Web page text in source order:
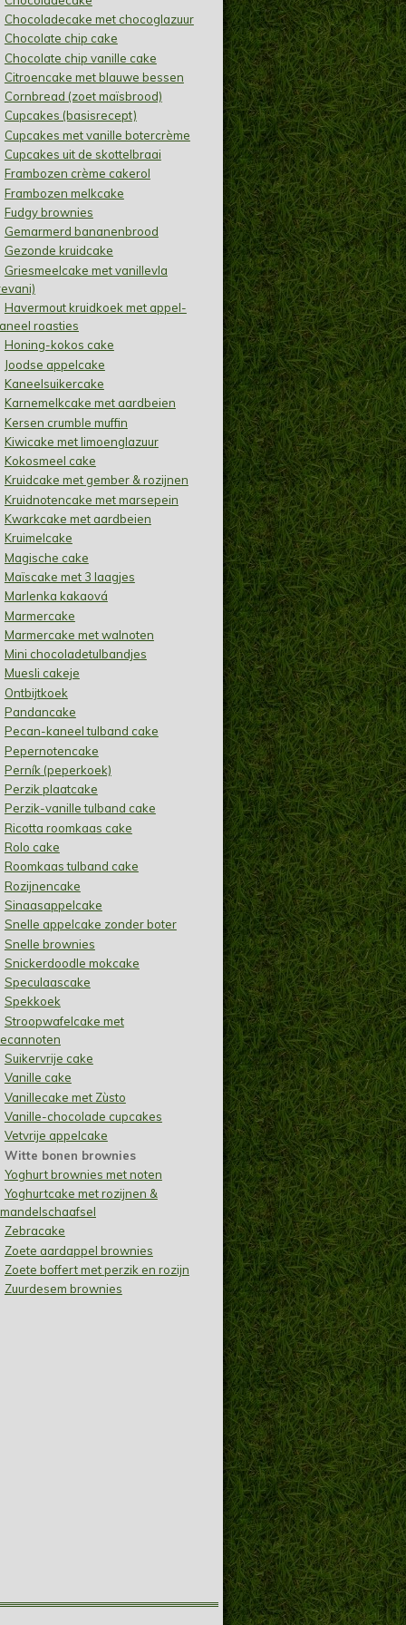
Chocoladecake met chocoglazuur
Chocolate chip cake
Chocolate chip vanille cake
Citroencake met blauwe bessen
Cornbread (zoet maïsbrood)
Cupcakes (basisrecept)
Cupcakes met vanille botercrème
Cupcakes uit de skottelbraai
Frambozen crème cakerol
Frambozen melkcake
Fudgy brownies
Gemarmerd bananenbrood
Gezonde kruidcake
Griesmeelcake met vanillevla
Havermout kruidkoek met appel-
roasties
Honing-kokos cake
Joodse appelcake
Kaneelsuikercake
Karnemelkcake met aardbeien
Kersen crumble muffin
Kiwicake met limoenglazuur
Kokosmeel cake
Kruidcake met gember & rozijnen
Kruidnotencake met marsepein
Kwarkcake met aardbeien
Kruimelcake
Magische cake
Maïscake met 3 laagjes
Marlenka kakaová
Marmercake
Marmercake met walnoten
Mini chocoladetulbandjes
Muesli cakeje
Ontbijtkoek
Pandancake
Pecan-kaneel tulband cake
Pepernotencake
Perník (peperkoek)
Perzik plaatcake
Perzik-vanille tulband cake
Ricotta roomkaas cake
Rolo cake
Roomkaas tulband cake
Rozijnencake
Sinaasappelcake
Snelle appelcake zonder boter
Snelle brownies
Snickerdoodle mokcake
Speculaascake
Spekkoek
Stroopwafelcake met
Suikervrije cake
Vanille cake
Vanillecake met Zùsto
Vanille-chocolade cupcakes
Vetvrije appelcake
Witte bonen brownies
Yoghurt brownies met noten
Yoghurtcake met rozijnen &
Zebracake
Zoete aardappel brownies
Zoete boffert met perzik en rozijn
Zuurdesem brownies